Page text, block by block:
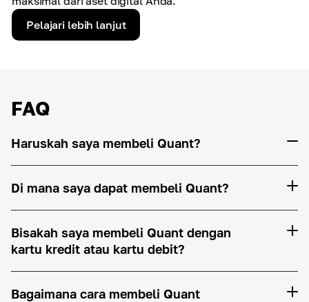
Pelajari lebih lanjut
FAQ
Haruskah saya membeli Quant?
Di mana saya dapat membeli Quant?
Bisakah saya membeli Quant dengan
kartu kredit atau kartu debit?
Bagaimana cara membeli Quant